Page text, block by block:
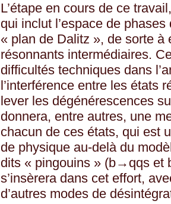
L’étape en cours de ce
qui inclut l’espace de
« plan de Dalitz », de sorte à
résonnants intermédiaires.
difficultés techniques dans
l’interférence entre les états
lever les dégénérescences
donnera, entre autres, une
chacun de ces états, qui est
de physique au-delà du
dits « pingouins » (b→qqs et
s’insèrera dans cet effort,
d’autres modes de